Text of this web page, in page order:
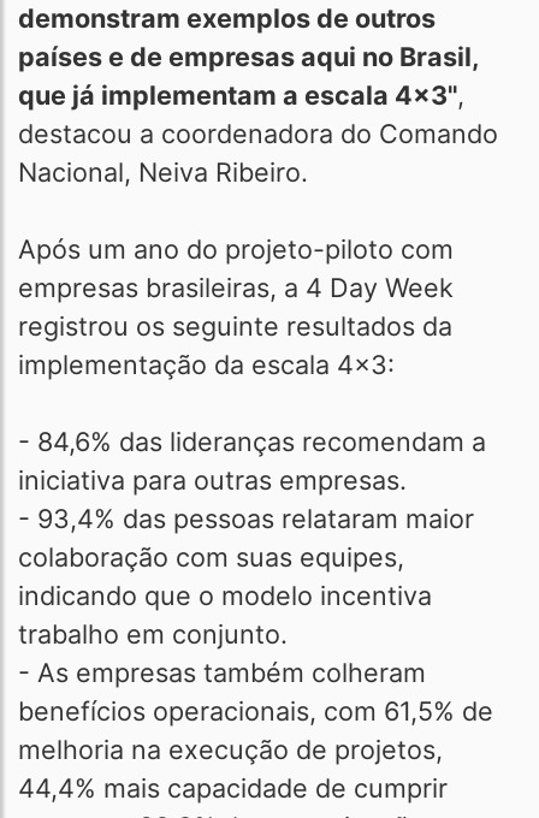
demonstram exemplos de outros
países e de empresas aqui no Brasil,
que já implementam a escala 4x3",
destacou a coordenadora do Comando
Nacional, Neiva Ribeiro.
Após um ano do projeto-piloto com
empresas brasileiras, a 4 Day Week
registrou os seguinte resultados da
implementação da escala 4x3:
- 84,6% das lideranças recomendam a
iniciativa para outras empresas.
- 93,4% das pessoas relataram maior
colaboração com suas equipes,
indicando que o modelo incentiva
trabalho em conjunto.
- As empresas também colheram
benefícios operacionais, com 61,5% de
melhoria na execução de projetos,
44,4% mais capacidade de cumprir